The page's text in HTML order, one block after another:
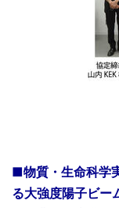
■物質・生命科学
る大強度陽子ビー